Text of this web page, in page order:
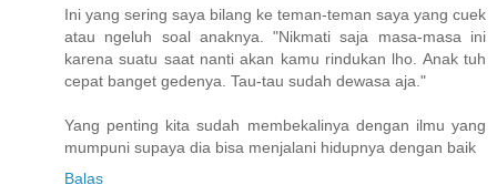
Ini yang sering saya bilang ke teman-teman saya yang cuek
atau ngeluh soal anaknya. "Nikmati saja masa-masa ini
karena suatu saat nanti akan kamu rindukan lho. Anak tuh
cepat banget gedenya. Tau-tau sudah dewasa aja."
Yang penting kita sudah membekalinya dengan ilmu yang
mumpuni supaya dia bisa menjalani hidupnya dengan baik
Balas